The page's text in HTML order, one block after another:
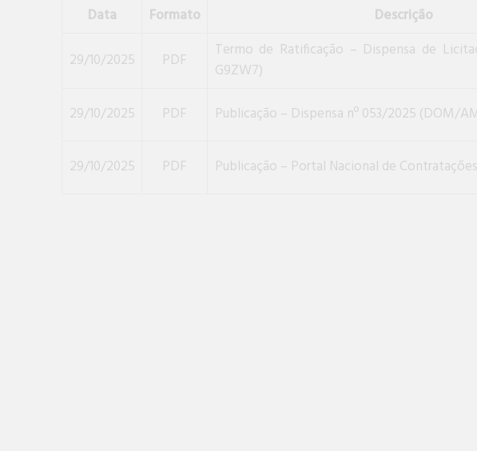
Data Formato Descrição
29/10/2025 PDF
Termo de Ratificação – Dispensa de
G9ZW7)
29/10/2025
PDF Publicação – Dispensa nº 053/2025 (DOM/
29/10/2025 PDF Publicação – Portal Nacional de